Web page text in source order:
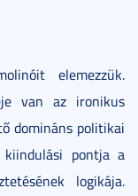
elemezzük.
van az ironikus
domináns politikai
kiindulási pontja a
logikája.